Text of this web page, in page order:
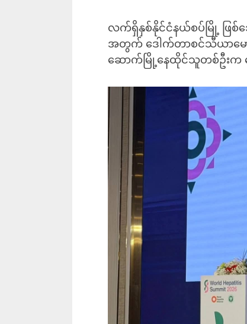
လက်ရှိနှစ်နိုင်ငံနယ်စပ်မြို့ ဖြစ်‌
အတွက် ဒေါက်တာစင်သီယာမော
ဆောက်မြို့နေထိုင်သူတစ်ဦးက ပ